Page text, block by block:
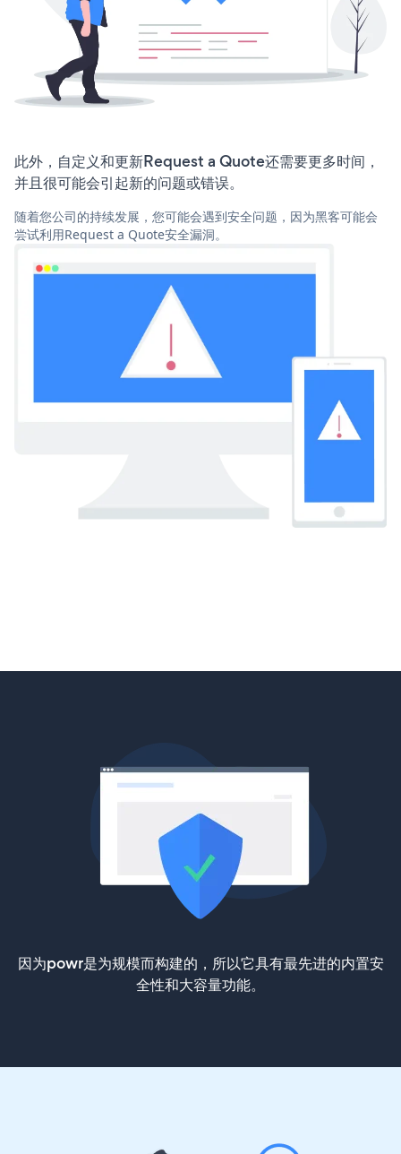
此外，自定义和更新Request a Quote还需要更多时间，
并且很可能会引起新的问题或错误。
随着您公司的持续发展，您可能会遇到安全问题，因为黑客可能会
尝试利用Request a Quote安全漏洞。
因为powr是为规模而构建的，所以它具有最先进的内置安
全性和大容量功能。